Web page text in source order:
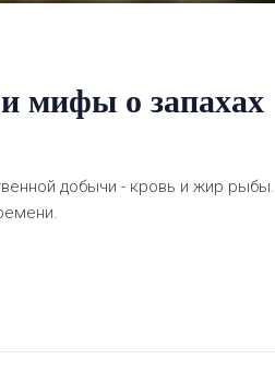
мифы о запахах
добычи - кровь и жир рыбы.